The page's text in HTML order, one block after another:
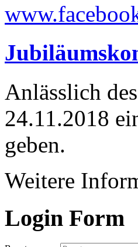
Anlässlich
24.11.2018
geben.
Weitere
Login Form